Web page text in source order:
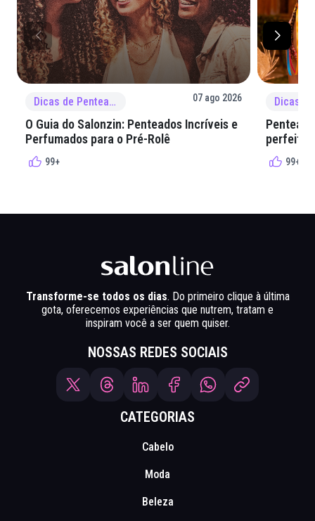
Dicas de Penteado 07 ago 2026
O Guia do Salonzin: Penteados Incríveis e
Perfumados para o Pré-Rolê
99+
perfeita
99+
Transforme-se todos os dias. Do primeiro clique à última
gota, oferecemos experiências que nutrem, tratam e
inspiram você a ser quem quiser.
NOSSAS REDES SOCIAIS
CATEGORIAS
Cabelo
Moda
Beleza